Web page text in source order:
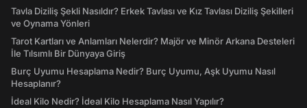
Tavla Diziliş Şekli Nasıldır? Erkek Tavlası ve Kız Tavlası Diziliş Şekilleri
ve Oynama Yönleri
Tarot Kartları ve Anlamları Nelerdir? Majör ve Minör Arkana Desteleri
İle Tılsımlı Bir Dünyaya Giriş
Burç Uyumu Hesaplama Nedir? Burç Uyumu, Aşk Uyumu Nasıl
Hesaplanır?
İdeal Kilo Nedir? İdeal Kilo Hesaplama Nasıl Yapılır?